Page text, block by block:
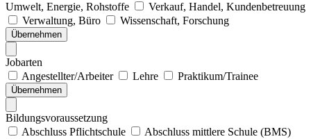
Umwelt, Energie, Rohstoffe
Verkauf, Handel, Kundenbetreuung
Verwaltung, Büro
Wissenschaft, Forschung
Übernehmen
Jobarten
Angestellter/Arbeiter
Lehre Praktikum/Trainee
Übernehmen
Bildungsvoraussetzung
Abschluss Pflichtschule
Abschluss mittlere Schule (BMS)